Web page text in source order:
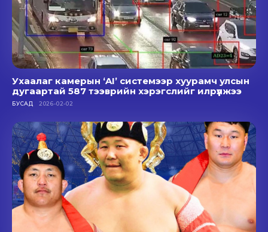
Ухаалаг камерын ‘AI’ системээр хуурамч улсын
дугаартай 587 тээврийн хэрэгслийг илрүүлжээ
БУСАД 2026-02-02